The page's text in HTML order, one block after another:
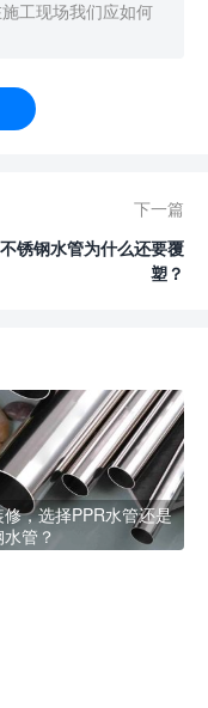
工现场我们应如何
下一篇
不锈钢水管为什么还要覆
塑？
修，选择PPR水管还是
管？